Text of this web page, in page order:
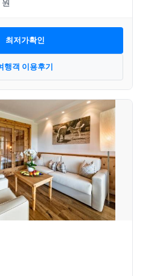
최저가확인
행객 이용후기